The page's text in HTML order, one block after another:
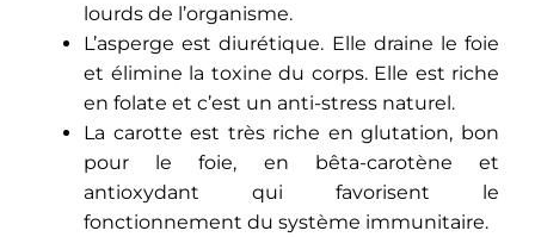
lourds de l’organisme.
L’asperge est diurétique. Elle draine le foie
et élimine la toxine du corps. Elle est riche
en folate et c’est un anti-stress naturel.
La carotte est très riche en glutation, bon
pour le foie, en bêta-carotène et
antioxydant qui favorisent le
fonctionnement du système immunitaire.